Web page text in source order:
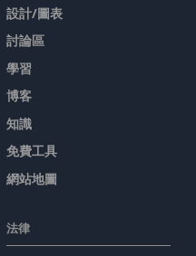
設計/圖表
討論區
學習
博客
知識
免費工具
網站地圖
法律